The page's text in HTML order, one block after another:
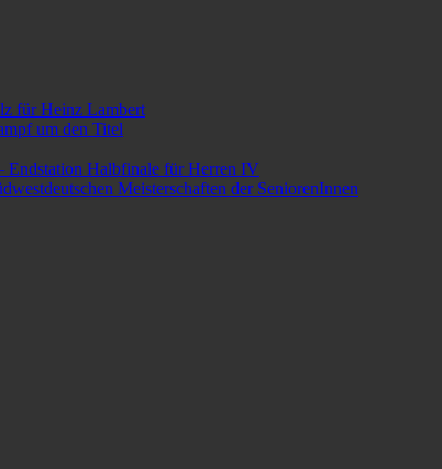
für Heinz Lambert
um den Titel
Endstation Halbfinale für Herren IV
Meisterschaften der SeniorenInnen